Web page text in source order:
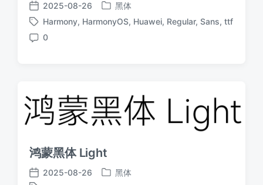
发
布
日
2025-08-26
发
布
黑体
标
签
Harmony, HarmonyOS, Huawei, Regular, Sans, ttf
评
0
鸿蒙黑体 Light
发
2025-08-26
发
黑体